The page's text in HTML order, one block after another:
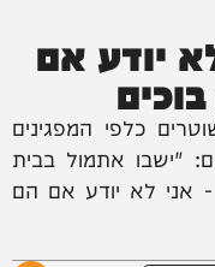
יודע אם
כלפי המפגינים
"ישבו אתמול בבית
- אני לא יודע אם הם